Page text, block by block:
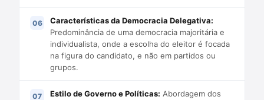
Características da Democracia Delegativa:
Predominância de uma democracia majoritária e
individualista, onde a escolha do eleitor é focada
na figura do candidato, e não em partidos ou
grupos.
Estilo de Governo e Políticas: Abordagem dos